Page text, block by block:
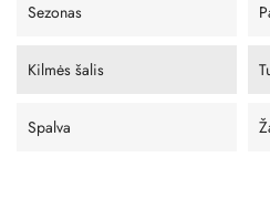
Sezonas
Kilmės šalis
Spalva